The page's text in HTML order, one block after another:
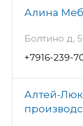
Алина
Болтино д,
+7916-239-
Алтей-